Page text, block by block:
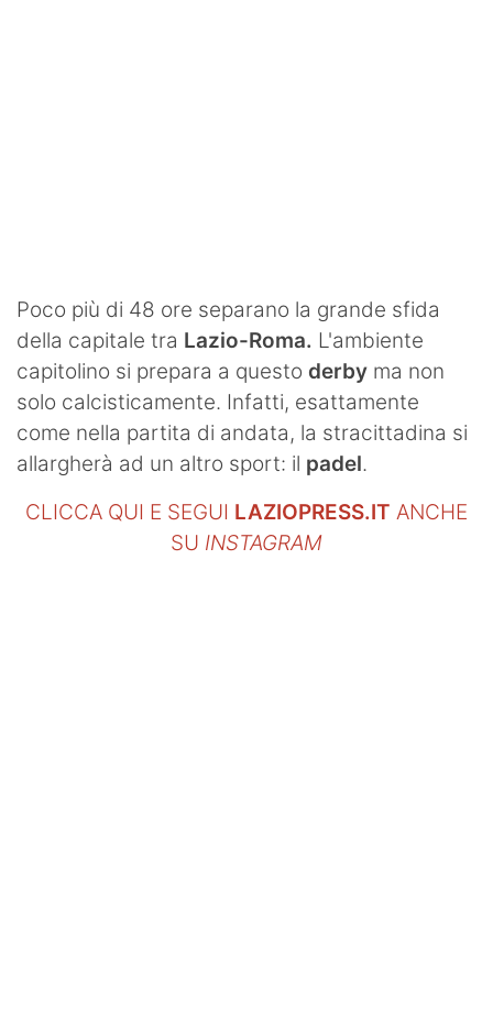
Poco più di 48 ore separano la grande sfida
della capitale tra Lazio-Roma. L'ambiente
capitolino si prepara a questo derby ma non
solo calcisticamente. Infatti, esattamente
come nella partita di andata, la stracittadina si
allargherà ad un altro sport: il padel.
CLICCA QUI E SEGUI LAZIOPRESS.IT ANCHE
SU INSTAGRAM